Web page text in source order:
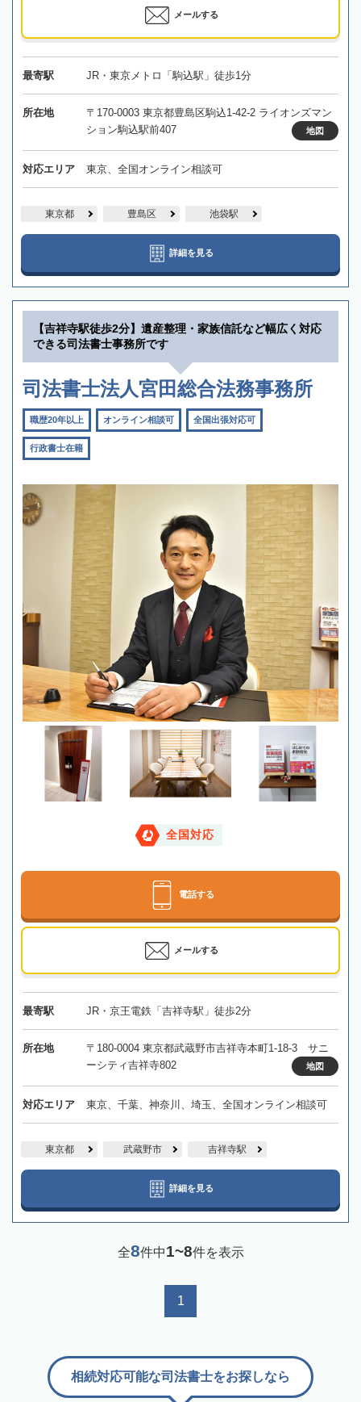
メールする
最寄駅 JR・東京メトロ「駒込駅」徒歩1分
所在地
〒170-0003 東京都豊島区駒込1-42-2 ライオンズマン
ション駒込駅前407
地図
対応エリア 東京、全国オンライン相談可
東京都 豊島区 池袋駅
詳細を見る
【吉祥寺駅徒歩2分】遺産整理・家族信託など幅広く対応
できる司法書士事務所です
司法書士法人宮田総合法務事務所
職歴20年以上 オンライン相談可 全国出張対応可
行政書士在籍
全国対応
電話する
メールする
最寄駅 JR・京王電鉄「吉祥寺駅」徒歩2分
所在地
〒180-0004 東京都武蔵野市吉祥寺本町1-18-3 サニ
ーシティ吉祥寺802
地図
対応エリア 東京、千葉、神奈川、埼玉、全国オンライン相談可
東京都 武蔵野市 吉祥寺駅
詳細を見る
全8件中1~8件を表示
1
相続対応可能な司法書士をお探しなら